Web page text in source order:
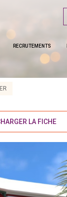
RECRUTEMENTS
LA FICHE